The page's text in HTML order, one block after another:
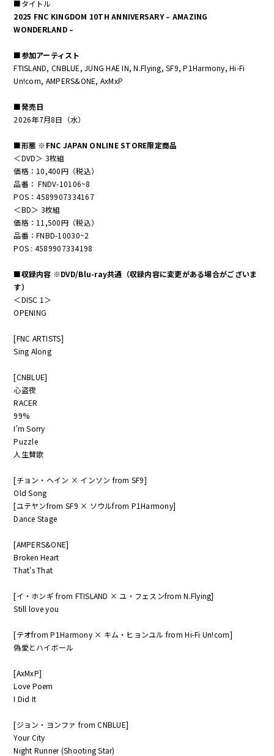
■タイトル
2025 FNC KINGDOM 10TH ANNIVERSARY – AMAZING
WONDERLAND –
■参加アーティスト
FTISLAND, CNBLUE, JUNG HAE IN, N.Flying, SF9, P1Harmony, Hi-Fi
Un!corn, AMPERS&ONE, AxMxP
■発売日
2026年7月8日（水）
■形態 ※FNC JAPAN ONLINE STORE限定商品
＜DVD＞ 3枚組
価格：10,400円（税込）
品番： FNDV-10106~8
POS：4589907334167
＜BD＞ 3枚組
価格：11,500円（税込）
品番：FNBD-10030~2
POS : 4589907334198
■収録内容 ※DVD/Blu-ray共通（収録内容に変更がある場合がございま
す）
＜DISC 1＞
OPENING
[FNC ARTISTS]
Sing Along
[CNBLUE]
心盗夜
RACER
99%
I'm Sorry
Puzzle
人生賛歌
[チョン・ヘイン × インソン from SF9]
Old Song
[ユテヤンfrom SF9 × ソウルfrom P1Harmony]
Dance Stage
[AMPERS&ONE]
Broken Heart
That's That
[イ・ホンギ from FTISLAND × ユ・フェスンfrom N.Flying]
Still love you
[テオfrom P1Harmony × キム・ヒョンユル from Hi-Fi Un!corn]
偽愛とハイボール
[AxMxP]
Love Poem
I Did It
[ジョン・ヨンファ from CNBLUE]
Your City
Night Runner (Shooting Star)